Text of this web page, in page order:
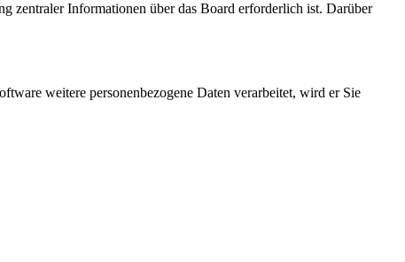
zentraler Informationen über das Board erforderlich ist. Darüber
weitere personenbezogene Daten verarbeitet, wird er Sie